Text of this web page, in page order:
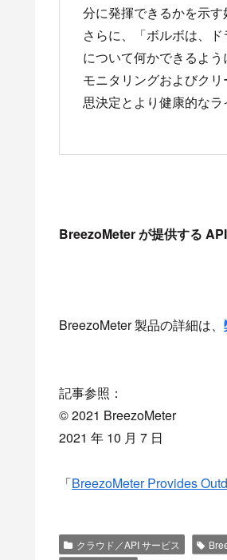
分に発揮できるかを示す
さらに、「ボルボは、
について何かできるよ
モニタリングおよびク
思決定とより健康的な
BreezoMeterが提供する API
BreezoMeter 製品の詳細は、
記事参照：
© 2021 BreezoMeter
2021 年 10 月 7 日
「BreezoMeter Provides
クラウド／API サービス